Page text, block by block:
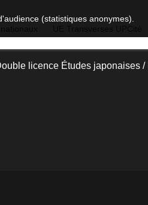
(statistiques anonymes).
licence Études japonaises /